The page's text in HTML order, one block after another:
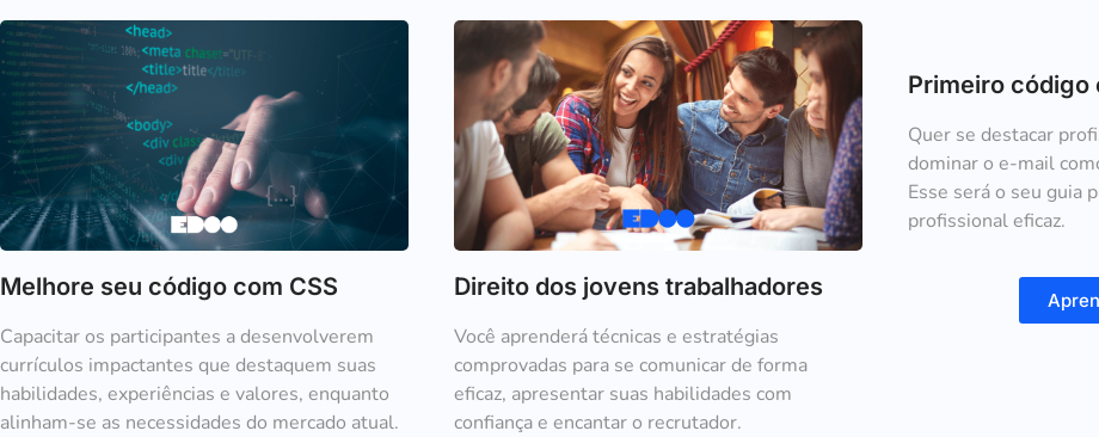
Melhore seu código com CSS
Capacitar os participantes a desenvolverem
currículos impactantes que destaquem suas
habilidades, experiências e valores, enquanto
alinham-se as necessidades do mercado atual.
Direito dos jovens trabalhadores
Você aprenderá técnicas e estratégias
comprovadas para se comunicar de forma
eficaz, apresentar suas habilidades com
confiança e encantar o recrutador.
Primeiro código
Quer se destacar
dominar o e-mail
Esse será o seu guia
profissional eficaz.